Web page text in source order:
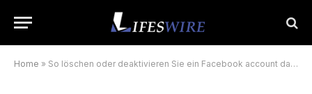
Home » So löschen oder deaktivieren Sie ein Facebook account dauerhaft